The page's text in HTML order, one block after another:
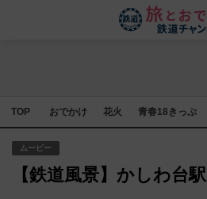
TOP おでかけ 花火 青春18きっぷ
ムービー
【鉄道風景】かしわ台駅